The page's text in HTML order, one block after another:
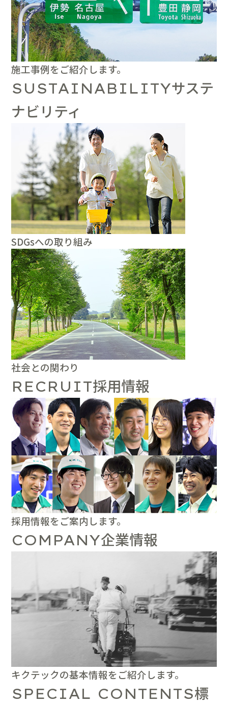
施工事例をご紹介します。
SUSTAINABILITYサステ
ナビリティ
SDGsへの取り組み
社会との関わり
RECRUIT採用情報
採用情報をご案内します。
COMPANY企業情報
キクテックの基本情報をご紹介します。
SPECIAL CONTENTS標